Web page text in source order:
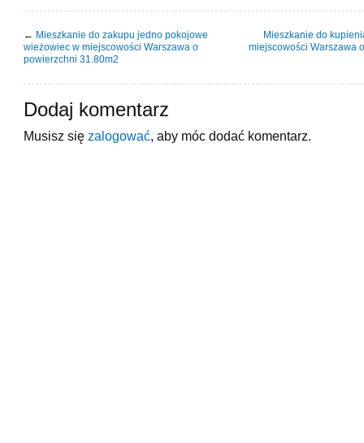
← Mieszkanie do zakupu jedno pokojowe
wieżowiec w miejscowości Warszawa o
powierzchni 31.80m2
Mieszkanie do
miejscowości Warszawa
Dodaj komentarz
Musisz się zalogować , aby móc dodać komentarz.